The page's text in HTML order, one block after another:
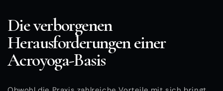
Die verborgenen
Herausforderungen einer
Acroyoga-Basis